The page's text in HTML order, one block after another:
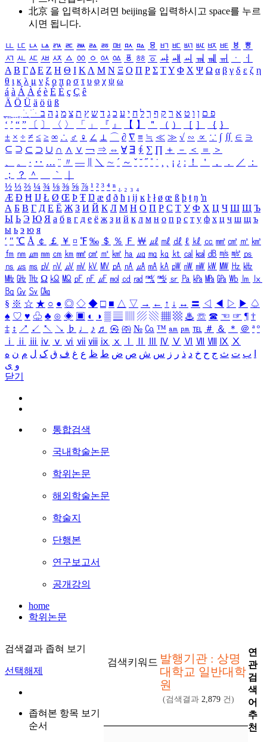
北京 을 입력하시려면 beijing을 입력하시고 space를 누르
시면 됩니다.
ㅥ ㅦ ㅧ ㅨ ㅩ ㅪ ㅫ ㅬ ㅭ ㅮ ㅯ ㅰ ㅱ ㅲ ㅳ ㅴ ㅵ ㅶ ㅷ ㅸ
ㅹ
ㅺ ㅻ ㅼ ㅽ ㅾ ㅿ ㆀ ㆁ ㆂ ㆃ ㆄ ㆅ ㆆ ㆇ ㆈ ㆉ ㆊ ㆋ ㆌ ㆍ
ㆎ
Α Β ΓΔ Ε Ζ Η Θ Ι ΚΛ Μ Ν Ξ Ο Π Ρ Σ ΤΥ Φ Χ Ψ Ω α β γ δ ε ζ η
θ ι κ λ μ ν ξ ο π ρ σ τ υ φ χ ψ ω
á à Á À é è É È ç Ç ê
Ä Ö Ü ä ö ü ß
ִֶֹ ֻּ ׁׂ פ ם ן ו ט א ר ק ף ך ל ח י ע כ ג ד ש ץ ת צ מ נ ה ב
‘ ’ “ ” 〔 〕 〈 〉 「 」 『 』 【 】 ＂ （ ） ［ ］ ｛ ｝
± × ÷ ≠ ≤ ≥ ∞ ∴ ♂ ♀ ∠ ⊥ ⌒ ∂ ∇ ≡ ≒ ≪ ≫ √ ∽ ∝ ∵ ∫ ∬ ∈ ∋
⊆ ⊇ ⊂ ⊃ ∪ ∩ ∧ ∨ ￢ ⇒ ⇔ ∀ ∃ ∮ ∑ ∏ ＋ － ＜ ＝
＞
、
。 · ‥ … ¨ 〃 ― ＼ ∼ ´ ～ ˇ ˘ ˝ ˚ ˙ ¸ ¡ ¿ ː ！ ＇ ， ． ／
：
；
？ ＾ ｀
½ ⅓ ⅔ ¼ ¾ ⅛ ⅜ ⅝ ⅞ ¹ ² ³ ⁴ ⁿ ₁ ₂ ₃ ₄
Æ Ð Ħ Ĳ Ł Ø Œ Þ Ŧ Ŋ æ đ ð ħ ı ĳ ĸ ŀ ł ø œ ß þ ŧ ŋ ŉ
А Б В Г Д Е Ё Ж З И Й К Л М Н О П Р С Т У Ф Х Ц Ч Ш Щ Ъ
Ы Ь Э Ю Я а б в г д е ё ж з и й к л м н о п р с т у ф х ц ч ш щ ъ
ы ь э ю я
′ ″ ℃ Å ￠ ￡ ￥ ¤ ℉ ‰ ＄ ％ Ｆ ￦ ㎕ ㎖ ㎗ ℓ ㎘ ㏄ ㎣ ㎤ ㎥ ㎦
㎙ ㎚ ㎛ ㎜ ㎝ ㎞ ㎟ ㎠ ㎡ ㎢ ㏊ ㎍ ㎎ ㎏ ㏏ ㎈ ㎉ ㏈ ㎧ ㎨ ㎰
㎱ ㎲ ㎳ ㎴ ㎵ ㎶ ㎷ ㎸ ㎹ ㎀ ㎁ ㎂ ㎃ ㎄ ㎺ ㎻ ㎽ ㎾ ㎿ ㎐ ㎑
㎒ ㎓ ㎔ Ω ㏀ ㏁ ㎊ ㎋ ㎌ ㏖ ㏅ ㎭ ㎮ ㎯ ㏛ ㎩ ㎪ ㎫ ㎬ ㏝ ㏐
㏓
㏃ ㏉ ㏜ ㏆
§ ※ ☆ ★ ○ ● ◎ ◇ ◆ □ ■ △ ▽ → ← ↑ ↓ ↔ 〓 ◁ ◀ ▷ ▶ ♤
♠ ♡ ♥ ♧ ♣ ⊙ ◈ ▣ ◐ ◑ ▒ ▤ ▨ ▧ ▦ ▩ ♨ ☏ ☎ ☜ ☞ ¶ †
‡ ↕ ↗ ↙ ↖ ↘ ♭ ♩ ♪ ♬ ㉿ ㈜ № ㏇ ™ ㏂ ㏘ ℡ ＃ ＆ ＊ ＠ ª º
ⅰ
ⅱ ⅲ ⅳ ⅴ ⅵ ⅶ ⅷ ⅸ ⅹ Ⅳ Ⅴ Ⅵ Ⅶ Ⅷ Ⅸ Ⅹ
ب ت ث ج ح خ د ذ ر ز س ش ص ض ط ظ ع غ ف ق ک ل م ن ه
و ی
닫기
통합검색
국내학술논문
학위논문
해외학술논문
학술지
단행본
연구보고서
공개강의
home
학위논문
검색결과 좁혀 보기
선택해제
좁혀본 항목 보기
순서
검색키워드 발행기관 : 상명
대학교 일반대학
원
(검색결과 2,879 건)
연
관
검
색
어
추
천